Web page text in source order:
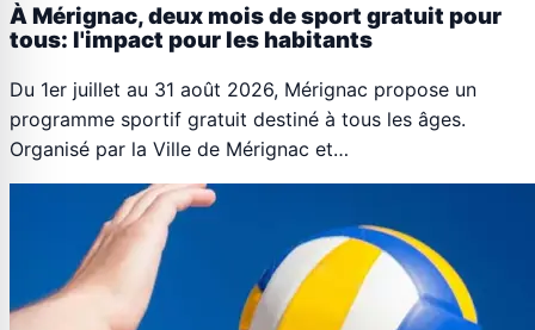
À Mérignac, deux mois de sport gratuit pour
tous: l'impact pour les habitants
Du 1er juillet au 31 août 2026, Mérignac propose un
programme sportif gratuit destiné à tous les âges.
Organisé par la Ville de Mérignac et…